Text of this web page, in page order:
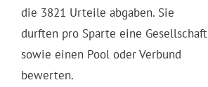
die 3821 Urteile abgaben. Sie
durften pro Sparte eine Gesellschaft
sowie einen Pool oder Verbund
bewerten.